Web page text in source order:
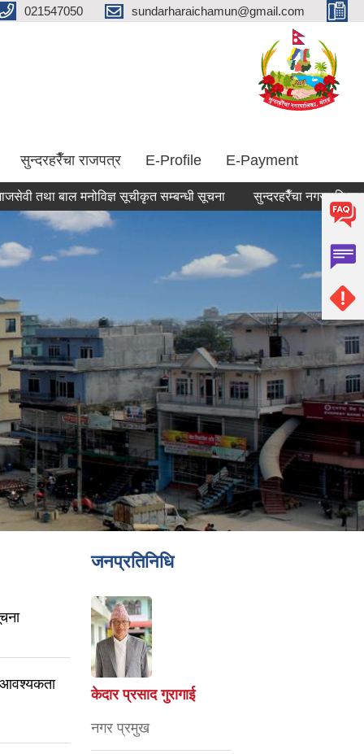
021547050 sundarharaichamun@gmail.com
सुन्दरहरैँचा राजपत्र E-Profile E-Payment
बाल मनोविज्ञ सूचीकृत सम्बन्धी सूचना सुन्दरहरैँचा नगरपालिकामा विभिन्न
आवश्यकता
जनप्रतिनिधि
केदार प्रसाद गुरागाई
नगर प्रमुख